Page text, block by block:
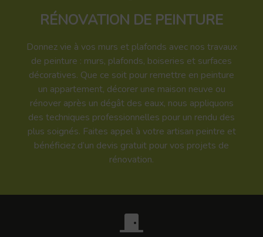
RÉNOVATION DE PEINTURE
Donnez vie à vos murs et plafonds avec nos travaux
de peinture : murs, plafonds, boiseries et surfaces
décoratives. Que ce soit pour remettre en peinture
un appartement, décorer une maison neuve ou
rénover après un dégât des eaux, nous appliquons
des techniques professionnelles pour un rendu des
plus soignés. Faites appel à votre artisan peintre et
bénéficiez d’un devis gratuit pour vos projets de
rénovation.